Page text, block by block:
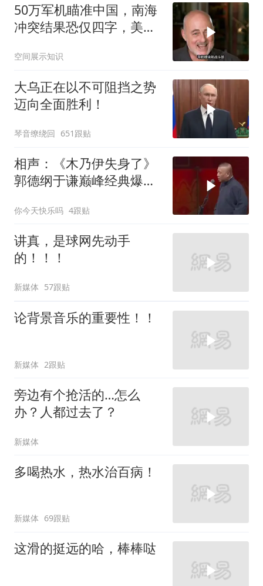
50万军机瞄准中国，南海
冲突结果恐仅四字，美防
空间展示知识
大乌正在以不可阻挡之势
迈向全面胜利！
琴音缭绕回 651跟贴
相声：《木乃伊失身了》
郭德纲于谦巅峰经典爆笑
你今天快乐吗 4跟贴
讲真，是球网先动手
的！！！
新媒体 57跟贴
论背景音乐的重要性！！
新媒体 2跟贴
旁边有个抢活的…怎么
办？人都过去了？
新媒体
多喝热水，热水治百病！
新媒体 69跟贴
这滑的挺远的哈，棒棒哒